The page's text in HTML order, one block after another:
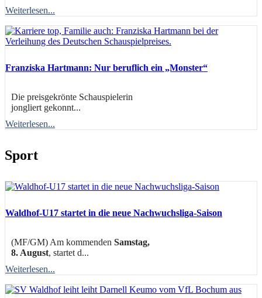
Weiterlesen...
Franziska Hartmann: Nur beruflich ein „Monster“
Die preisgekrönte Schauspielerin
jongliert gekonnt...
Weiterlesen...
Sport
Waldhof-U17 startet in die neue Nachwuchsliga-Saison
(MF/GM) Am kommenden Samstag,
8. August, startet d...
Weiterlesen...